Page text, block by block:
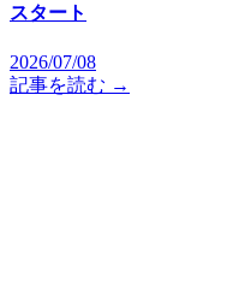
スタート
2026/07/08
記事を読む →